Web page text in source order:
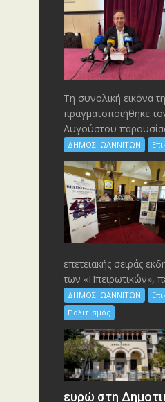
Τη συνολική εικόνα
πραγματοποιήθηκε
Αυγούστου
ΔΗΜΟΣ ΙΩΑΝΝΙΤΩΝ
επετειακής σειράς
των «Ηπειρωτικών»,
ΔΗΜΟΣ ΙΩΑΝΝΙΤΩΝ
Πολιτισμός
ευρώ στη